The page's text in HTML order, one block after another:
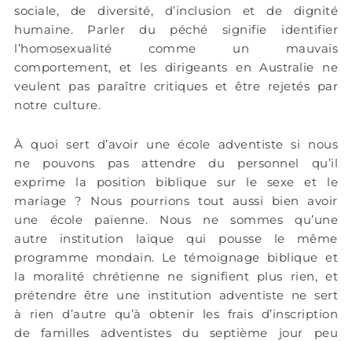
sociale, de diversité, d’inclusion et de dignité
humaine. Parler du péché signifie identifier
l’homosexualité comme un mauvais
comportement, et les dirigeants en Australie ne
veulent pas paraître critiques et être rejetés par
notre culture.
À quoi sert d’avoir une école adventiste si nous
ne pouvons pas attendre du personnel qu’il
exprime la position biblique sur le sexe et le
mariage ? Nous pourrions tout aussi bien avoir
une école païenne. Nous ne sommes qu’une
autre institution laïque qui pousse le même
programme mondain. Le témoignage biblique et
la moralité chrétienne ne signifient plus rien, et
prétendre être une institution adventiste ne sert
à rien d’autre qu’à obtenir les frais d’inscription
de familles adventistes du septième jour peu